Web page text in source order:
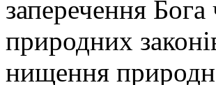
заперечення Бога
природних
нищення